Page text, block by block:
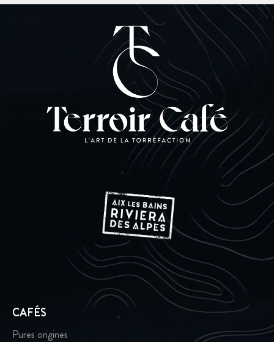
CAFÉS
Pures origines